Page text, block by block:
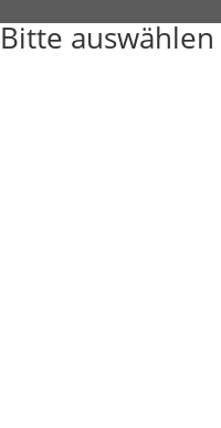
Bitte auswählen